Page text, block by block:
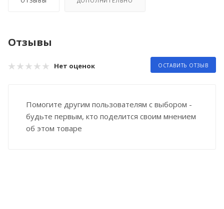
Отзывы
Нет оценок ОСТАВИТЬ ОТЗЫВ
Помогите другим пользователям с выбором -
будьте первым, кто поделится своим мнением
об этом товаре